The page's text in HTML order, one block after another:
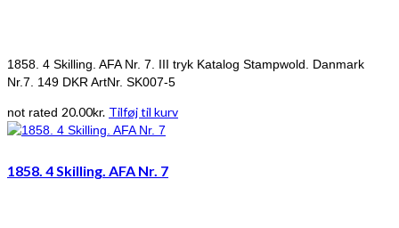
1858. 4 Skilling. AFA Nr. 7. III tryk Katalog Stampwold. Danmark
Nr.7. 149 DKR ArtNr. SK007-5
not rated 20.00kr. Tilføj til kurv
1858. 4 Skilling. AFA Nr. 7